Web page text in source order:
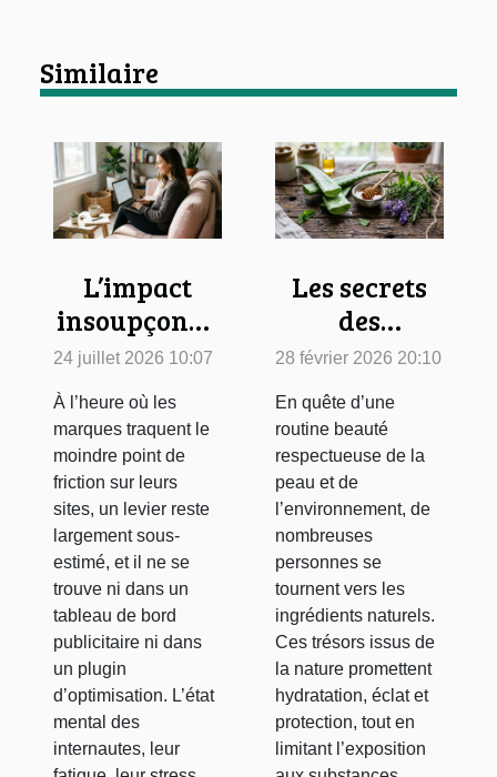
Similaire
L’impact
insoupçonné
des routines
bien-être sur
la
conversion
en ligne
24 juillet 2026 10:07
À l’heure où les
marques traquent le
moindre point de
friction sur leurs
sites, un levier reste
largement sous-
estimé, et il ne se
trouve ni dans un
tableau de bord
publicitaire ni dans
un plugin
d’optimisation. L’état
mental des
internautes, leur
Les secrets
des
ingrédients
naturels
dans les
soins de la
peau
28 février 2026 20:10
En quête d’une
routine beauté
respectueuse de la
peau et de
l’environnement, de
nombreuses
personnes se
tournent vers les
ingrédients naturels.
Ces trésors issus de
la nature promettent
hydratation, éclat et
protection, tout en
limitant l’exposition